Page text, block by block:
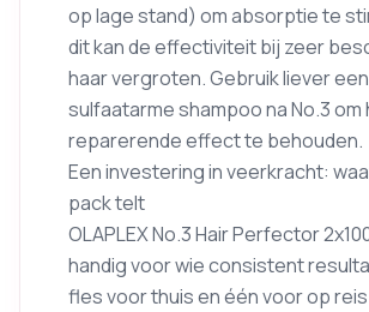
op lage stand) om absorptie te
dit kan de effectiviteit bij zeer
haar vergroten. Gebruik liever een
sulfaatarme shampoo na No.3 om
reparerende effect te behouden.
Een investering in veerkracht:
pack telt
OLAPLEX No.3 Hair Perfector
handig voor wie consistent
fles voor thuis en één voor op